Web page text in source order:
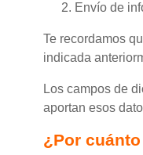
Envío de
Te recordamos
indicada
Los campos de
aportan esos
¿Por